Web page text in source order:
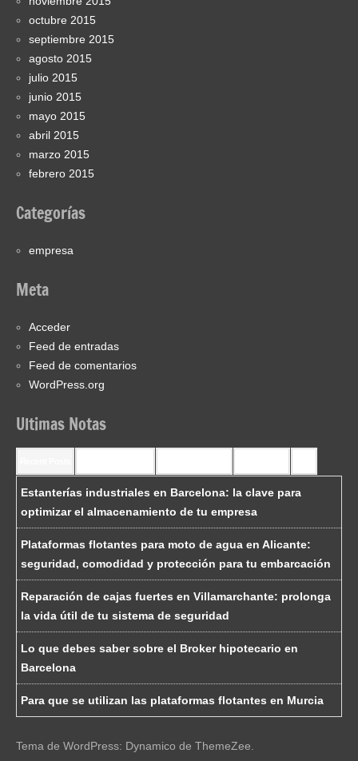
octubre 2015
septiembre 2015
agosto 2015
julio 2015
junio 2015
mayo 2015
abril 2015
marzo 2015
febrero 2015
Categorías
empresa
Meta
Acceder
Feed de entradas
Feed de comentarios
WordPress.org
Ultimas Notas
Estanterías industriales en Barcelona: la clave para
optimizar el almacenamiento de tu empresa
Plataformas flotantes para moto de agua en Alicante:
seguridad, comodidad y protección para tu embarcación
Reparación de cajas fuertes en Villamarchante: prolonga
la vida útil de tu sistema de seguridad
Lo que debes saber sobre el Broker hipotecario en
Barcelona
Para que se utilizan las plataformas flotantes en Murcia
Tema de WordPress: Dynamico de ThemeZee.